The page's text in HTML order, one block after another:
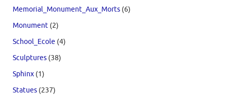
Memorial_Monument_Aux_Morts (6)
Monument (2)
School_Ecole (4)
Sculptures (38)
Sphinx (1)
Statues (237)